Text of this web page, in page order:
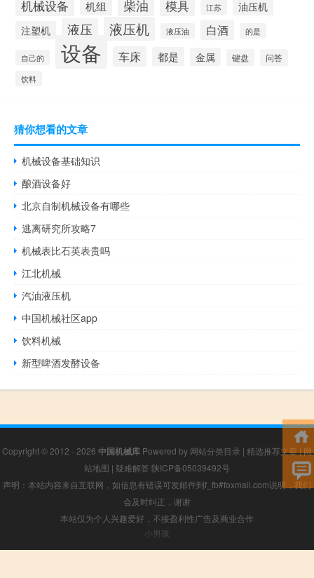
机械设备 机组 柴油 模具 江苏
油压机
注塑机
液压 液压机 液压油 白酒 的是
自己的 设备 车床 都是 金属 键盘 问答
饮料
猜你想看的文章
机械设备基础知识
酿酒设备好
北京自制机械设备有哪些
逃离研究所攻略7
机械表比石英表贵吗
江北机械
汽油液压机
中国机械社区app
饮料机械
新型啤酒发酵设备
Copyright © 2012 - 2026 中国机械库 Powered by 网站分类目录 | 精选推荐文章|网
站地图 | 疑难解答 陕ICP备05039492号
声明：本站内容来自互联网，如信息有错误可发邮件到f_fb#foxmail.com说明，我们
会及时纠正，谢谢
本站仅为个人兴趣爱好，不接盈利性广告及商业合作
小男孩